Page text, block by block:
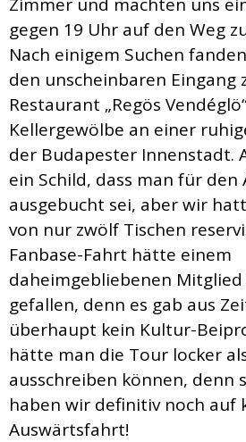
gegen 19 Uhr auf den Weg
Nach einigem Suchen
den unscheinbaren Eingang
Restaurant „Regös
Kellergewölbe an einer
der Budapester Innenstadt.
ein Schild, dass man für den
ausgebucht sei, aber wir
von nur zwölf Tischen
Fanbase-Fahrt hätte einem
daheimgebliebenen
gefallen, denn es gab aus
überhaupt kein Kultur-
hätte man die Tour locker
ausschreiben können, denn
haben wir definitiv noch auf
Auswärtsfahrt!